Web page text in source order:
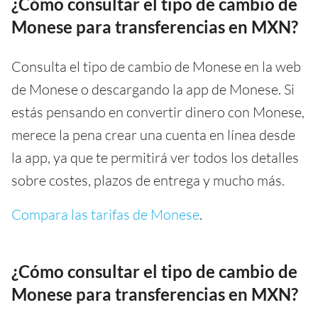
Monese para transferencias en MXN?
Consulta el tipo de cambio de Monese en la web
de Monese o descargando la app de Monese. Si
estás pensando en convertir dinero con Monese,
merece la pena crear una cuenta en línea desde
la app, ya que te permitirá ver todos los detalles
sobre costes, plazos de entrega y mucho más.
Compara las tarifas de Monese.
¿Cómo consultar el tipo de cambio de
Monese para transferencias en MXN?